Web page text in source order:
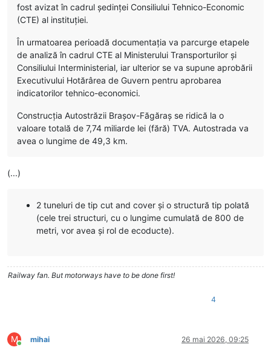
fost avizat în cadrul şedinţei Consiliului Tehnico-Economic
(CTE) al instituţiei.
În urmatoarea perioadă documentaţia va parcurge etapele
de analiză în cadrul CTE al Ministerului Transporturilor şi
Consiliului Interministerial, iar ulterior se va supune aprobării
Executivului Hotărârea de Guvern pentru aprobarea
indicatorilor tehnico-economici.
Construcţia Autostrăzii Braşov-Făgăraş se ridică la o
valoare totală de 7,74 miliarde lei (fără) TVA. Autostrada va
avea o lungime de 49,3 km.
(...)
2 tuneluri de tip cut and cover şi o structură tip polată
(cele trei structuri, cu o lungime cumulată de 800 de
metri, vor avea şi rol de ecoducte).
Railway fan. But motorways have to be done first!
4
M
Conectat
mihai 26 mai 2026, 09:25